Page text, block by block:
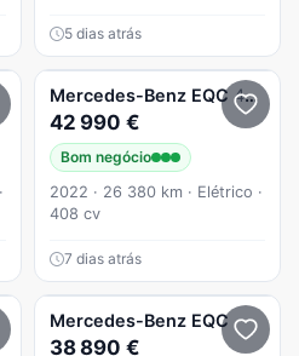
5 dias atrás
Mercedes-Benz EQC 400 4Matic AMG Line
42 990 €
Bom negócio
2022 · 26 380 km · Elétrico ·
408 cv
7 dias atrás
Mercedes-Benz EQC
38 890 €